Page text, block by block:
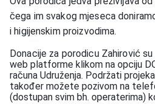
čega im svakog mjeseca
i higijenskim proizvodima.
Donacije za porodicu Zahirović
web platforme klikom na opciju
računa Udruženja. Podržati
također možete pozivom na
(dostupan svim bh. operaterima)